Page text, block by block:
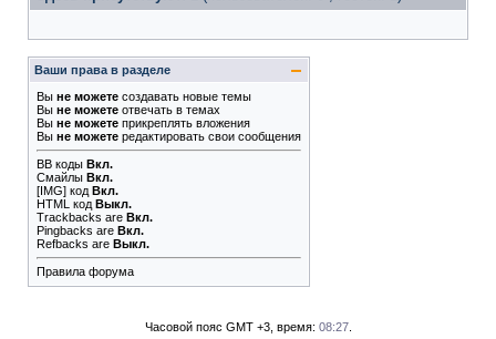
Ваши права в разделе
Вы не можете создавать новые темы
Вы не можете отвечать в темах
Вы не можете прикреплять вложения
Вы не можете редактировать свои сообщения
BB коды Вкл.
Смайлы Вкл.
[IMG] код Вкл.
HTML код Выкл.
Trackbacks are Вкл.
Pingbacks are Вкл.
Refbacks are Выкл.
Правила форума
Часовой пояс GMT +3, время: 08:27.